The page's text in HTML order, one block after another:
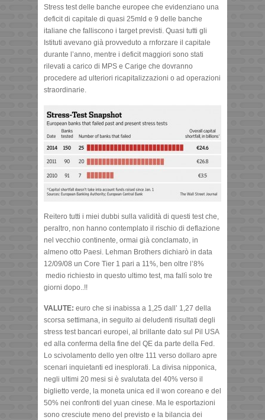
Stress test delle banche europee che evidenziano una
deficit di capitale di quasi 25mld e 9 delle banche
italiane che falliscono i target previsti. Quasi tutti gli
Istituti avevano già provveduto a rnforzare il capitale
durante l’anno, mentre i deficit maggiori sono stati
rilevati a carico di MPS e Carige che dovranno
procedere ad ulteriori ricapitalizzazioni o ad operazioni
straordinarie.
Reitero tutti i miei dubbi sulla validità di questi test che,
peraltro, non hanno contemplato il rischio di deflazione
nel vecchio continente, ormai già conclamato, in
almeno otto Paesi. Lehman Brothers dichiarò in data
12/09/08 un Core Tier 1 pari a 11%, ben oltre l’8%
medio richiesto in questo ultimo test, ma fallì solo tre
giorni dopo..!!
VALUTE: euro che si inabissa a 1,25 dall’ 1,27 della
scorsa settimana, in seguito ai deludenti risultati degli
stress test bancari europei, al brillante dato sul Pil USA
ed alla conferma della fine del QE da parte della Fed.
Lo scivolamento dello yen oltre 111 verso dollaro apre
scenari inquietanti ed inesplorati. La divisa nipponica,
negli ultimi 20 mesi si è svalutata del 40% verso il
biglietto verde, la moneta unica ed il won coreano e del
50% nei confronti del yuan cinese. Ma le esportazioni
sono cresciute meno del previsto e la bilancia dei